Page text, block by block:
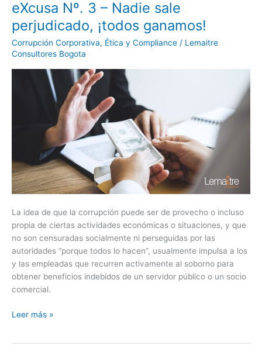
eXcusa Nº. 3 – Nadie sale
perjudicado, ¡todos ganamos!
Corrupción Corporativa, Ética y Compliance / Lemaitre
Consultores Bogota
La idea de que la corrupción puede ser de provecho o incluso
propia de ciertas actividades económicas o situaciones, y que
no son censuradas socialmente ni perseguidas por las
autoridades “porque todos lo hacen”, usualmente impulsa a los
y las empleadas que recurren activamente al soborno para
obtener beneficios indebidos de un servidor público o un socio
comercial.
eXcusa
3
–
Nadie
sale
perjudicado,
Leer más »